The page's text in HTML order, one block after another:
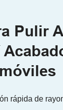
Pulir
rápida de